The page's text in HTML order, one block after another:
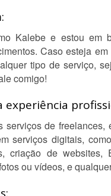
Kalebe e estou em
Caso esteja
tipo de serviço,
comigo!
experiência
serviços de freelances,
serviços digitais,
criação de websites,
ou vídeos, e